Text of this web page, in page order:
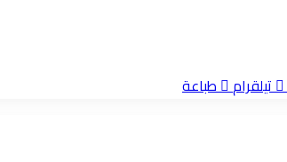
تيلقرام طباعة